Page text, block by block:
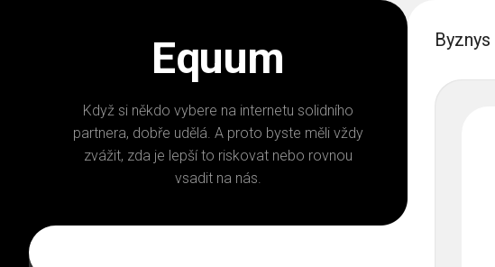
Equum
Když si někdo vybere na internetu solidního
partnera, dobře udělá. A proto byste měli vždy
zvážit, zda je lepší to riskovat nebo rovnou
vsadit na nás.
Byznys